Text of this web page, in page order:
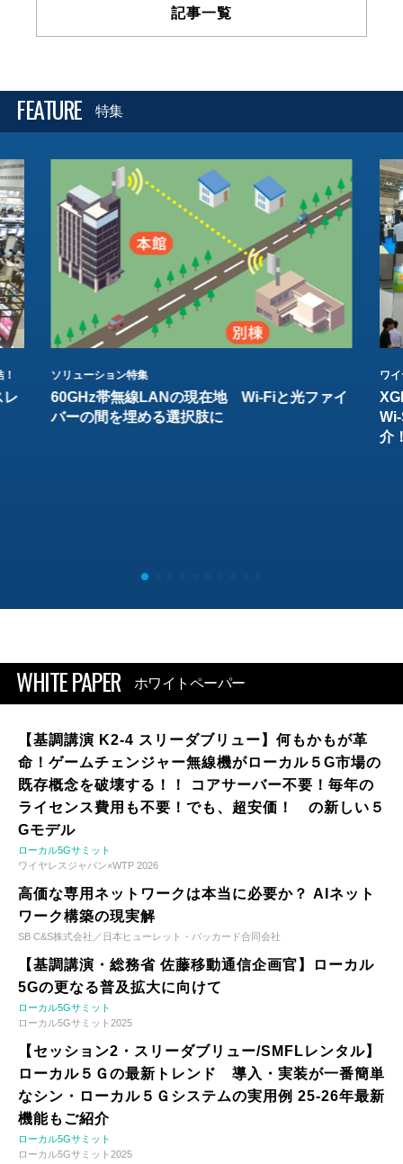
記事一覧
FEATURE 特集
レ
ソリューション特集
60GHz帯無線LANの現在地 Wi-Fiと光ファイ
バーの間を埋める選択肢に
ワ
介
WHITE PAPER ホワイトペーパー
【基調講演 K2-4 スリーダブリュー】何もかもが革
命！ゲームチェンジャー無線機がローカル５G市場の
既存概念を破壊する！！ コアサーバー不要！毎年の
ライセンス費用も不要！でも、超安価！ の新しい５
Gモデル
ローカル5Gサミット
ワイヤレスジャパン×WTP 2026
高価な専用ネットワークは本当に必要か？ AIネット
ワーク構築の現実解
SB C&S株式会社／日本ヒューレット・パッカード合同会社
【基調講演・総務省 佐藤移動通信企画官】ローカル
5Gの更なる普及拡大に向けて
ローカル5Gサミット
ローカル5Gサミット2025
【セッション2・スリーダブリュー/SMFLレンタル】
ローカル５Ｇの最新トレンド 導入・実装が一番簡単
なシン・ローカル５Ｇシステムの実用例 25-26年最新
機能もご紹介
ローカル5Gサミット
ローカル5Gサミット2025